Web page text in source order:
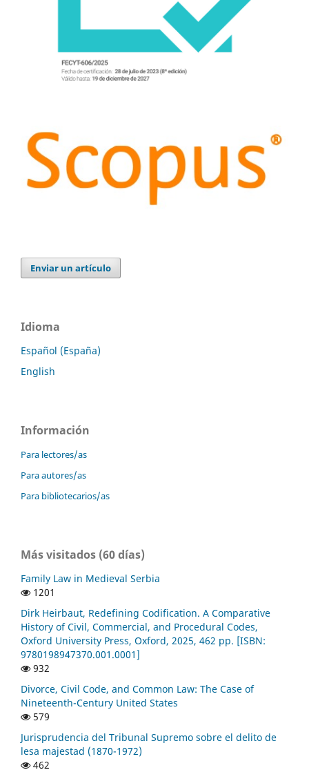
Enviar un artículo
Idioma
Español (España)
English
Información
Para lectores/as
Para autores/as
Para bibliotecarios/as
Más visitados (60 días)
Family Law in Medieval Serbia
1201
Dirk Heirbaut, Redefining Codification. A Comparative
History of Civil, Commercial, and Procedural Codes,
Oxford University Press, Oxford, 2025, 462 pp. [ISBN:
9780198947370.001.0001]
932
Divorce, Civil Code, and Common Law: The Case of
Nineteenth-Century United States
579
Jurisprudencia del Tribunal Supremo sobre el delito de
lesa majestad (1870-1972)
462